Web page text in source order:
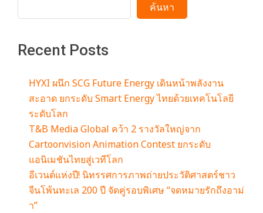
ค้นหา
Recent Posts
HYXI ผนึก SCG Future Energy เดินหน้าพลังงาน
สะอาด ยกระดับ Smart Energy ไทยด้วยเทคโนโลยี
ระดับโลก
T&B Media Global คว้า 2 รางวัลใหญ่จาก
Cartoonvision Animation Contest ยกระดับ
แอนิเมชันไทยสู่เวทีโลก
อีเวนต์แห่งปี! นิทรรศการภาพถ่ายประวัติศาสตร์ชาว
จีนโพ้นทะเล 200 ปี จัดคู่รอบพิเศษ “จดหมายรักถึงอาม่
า”